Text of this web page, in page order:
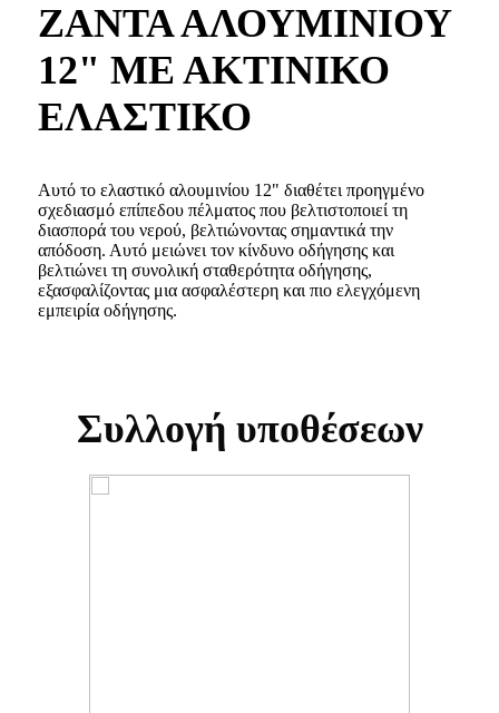
ΖΑΝΤΑ ΑΛΟΥΜΙΝΙΟΥ
12" ΜΕ ΑΚΤΙΝΙΚΟ
ΕΛΑΣΤΙΚΟ
Αυτό το ελαστικό αλουμινίου 12" διαθέτει προηγμένο
σχεδιασμό επίπεδου πέλματος που βελτιστοποιεί τη
διασπορά του νερού, βελτιώνοντας σημαντικά την
απόδοση. Αυτό μειώνει τον κίνδυνο οδήγησης και
βελτιώνει τη συνολική σταθερότητα οδήγησης,
εξασφαλίζοντας μια ασφαλέστερη και πιο ελεγχόμενη
εμπειρία οδήγησης.
Συλλογή υποθέσεων